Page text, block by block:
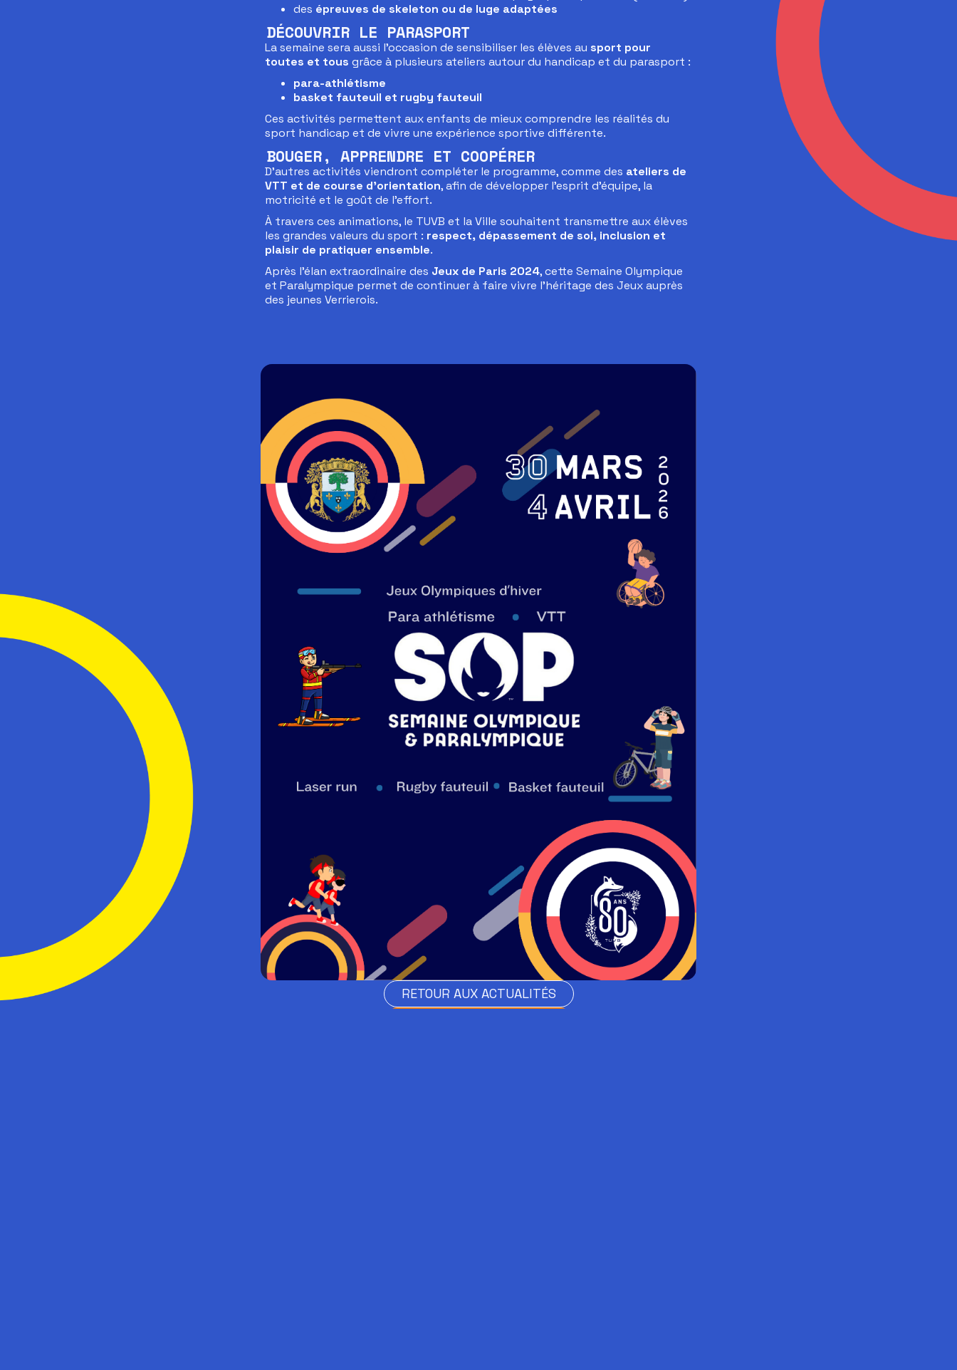
des épreuves de skeleton ou de luge adaptées
DÉCOUVRIR LE PARASPORT
La semaine sera aussi l’occasion de sensibiliser les élèves au sport pour
toutes et tous grâce à plusieurs ateliers autour du handicap et du parasport :
para-athlétisme
basket fauteuil et rugby fauteuil
Ces activités permettent aux enfants de mieux comprendre les réalités du
sport handicap et de vivre une expérience sportive différente.
BOUGER, APPRENDRE ET COOPÉRER
D’autres activités viendront compléter le programme, comme des ateliers de
VTT et de course d’orientation, afin de développer l’esprit d’équipe, la
motricité et le goût de l’effort.
À travers ces animations, le TUVB et la Ville souhaitent transmettre aux élèves
les grandes valeurs du sport : respect, dépassement de soi, inclusion et
plaisir de pratiquer ensemble.
Après l’élan extraordinaire des Jeux de Paris 2024, cette Semaine Olympique
et Paralympique permet de continuer à faire vivre l’héritage des Jeux auprès
des jeunes Verrierois.
RETOUR AUX ACTUALITÉS